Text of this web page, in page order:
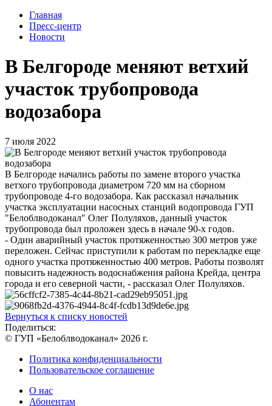
Главная
Пресс-центр
Новости
В Белгороде меняют ветхий
участок трубопровода
водозабора
7 июля 2022
В Белгороде начались работы по замене второго участка
ветхого трубопровода диаметром 720 мм на сборном
трубопроводе 4-го водозабора. Как рассказал начальник
участка эксплуатации насосных станций водопровода ГУП
"Белоблводоканал" Олег Полуляхов, данный участок
трубопровода был проложен здесь в начале 90-х годов.
- Один аварийный участок протяженностью 300 метров уже
переложен. Сейчас приступили к работам по перекладке еще
одного участка протяженностью 400 метров. Работы позволят
повысить надежность водоснабжения района Крейда, центра
города и его северной части, - рассказал Олег Полуляхов.
Вернуться к списку новостей
Поделиться:
© ГУП «Белоблводоканал» 2026 г.
Политика конфиденциальности
Пользовательское соглашение
О нас
Абонентам